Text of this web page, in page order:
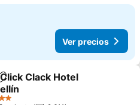
Ver precios
Agregar a favoritos
Clack Hotel